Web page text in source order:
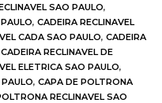
SAO PAULO,
, CADEIRA RECLINAVEL
CADA SAO PAULO, CADEIRA
CADEIRA RECLINAVEL DE
ELETRICA SAO PAULO,
, CAPA DE POLTRONA
RECLINAVEL SAO